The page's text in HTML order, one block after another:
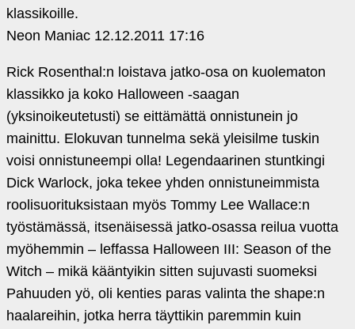
klassikoille.
Neon Maniac 12.12.2011 17:16
Rick Rosenthal:n loistava jatko-osa on kuolematon
klassikko ja koko Halloween ‑saagan
(yksinoikeutetusti) se eittämättä onnistunein jo
mainittu. Elokuvan tunnelma sekä yleisilme tuskin
voisi onnistuneempi olla! Legendaarinen stuntkingi
Dick Warlock, joka tekee yhden onnistuneimmista
roolisuorituksistaan myös Tommy Lee Wallace:n
työstämässä, itsenäisessä jatko-osassa reilua vuotta
myöhemmin – leffassa Halloween III: Season of the
Witch – mikä kääntyikin sitten sujuvasti suomeksi
Pahuuden yö, oli kenties paras valinta the shape:n
haalareihin, jotka herra täyttikin paremmin kuin